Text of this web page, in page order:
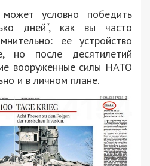
условно победить
дней“, как вы часто
ее устройство
но после десятилетий
вооруженные силы НАТО
и в личном плане.